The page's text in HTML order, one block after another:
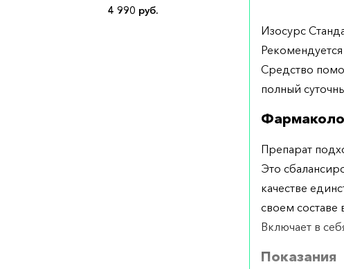
4 990 руб.
Изосурс
Средство
полный
Препарат
Это
качестве
своем
Включает в
Показания